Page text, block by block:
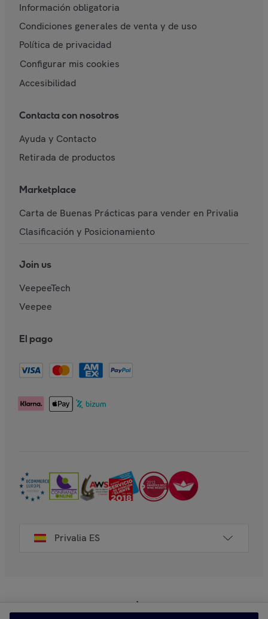
Información obligatoria
Condiciones generales de venta y de uso
Política de privacidad
Configurar mis cookies
Accesibilidad
Contacta con nosotros
Ayuda y Contacto
Retirada de productos
Marketplace
Carta de Buenas Prácticas para vender en Privalia
Clasificación y Posicionamiento
Join us
VeepeeTech
Veepee
El pago
Privalia ES